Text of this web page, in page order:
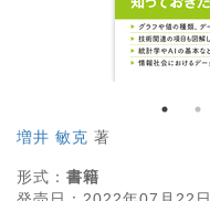
増井 敏克 著
形式： 書籍